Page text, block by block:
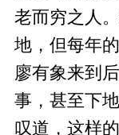
老而穷之人
地，但每年
廖有象来到
事，甚至下
叹道，这样